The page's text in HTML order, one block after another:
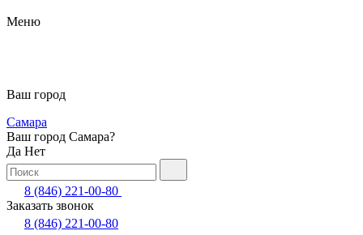
Меню
Ваш город
Самара
Ваш город Самара?
Да Нет
8 (846) 221-00-80
Заказать звонок
8 (846) 221-00-80